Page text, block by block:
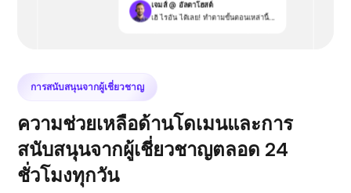
เจมส์ @ อัลตาโฮสต์
เฮ้ ไรอัน ได้เลย! ทำตามขั้นตอนเหล่านี้...
การสนับสนุนจากผู้เชี่ยวชาญ
ความช่วยเหลือด้านโดเมนและการ
สนับสนุนจากผู้เชี่ยวชาญตลอด 24
ชั่วโมงทุกวัน